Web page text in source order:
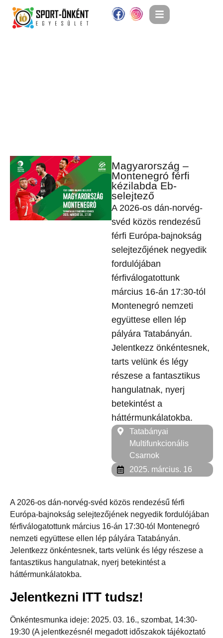
Magyarország –
Montenegró férfi
kézilabda Eb-
selejtező
A 2026-os dán-norvég-
svéd közös rendezésű
férfi Európa-bajnokság
selejtezőjének negyedik
fordulójában
férfiválogatottunk
március 16-án 17:30-tól
Montenegró nemzeti
együttese ellen lép
pályára Tatabányán.
Jelentkezz önkéntesnek,
tarts velünk és légy
részese a fantasztikus
hangulatnak, nyerj
betekintést a
háttérmunkálatokba.
Tatabányai
Multifunkcionális
Csarnok
2025. március. 16
A 2026-os dán-norvég-svéd közös rendezésű férfi
Európa-bajnokság selejtezőjének negyedik fordulójában
férfiválogatottunk március 16-án 17:30-tól Montenegró
nemzeti együttese ellen lép pályára Tatabányán.
Jelentkezz önkéntesnek, tarts velünk és légy részese a
fantasztikus hangulatnak, nyerj betekintést a
háttérmunkálatokba.
Jelentkezni ITT tudsz!
Önkéntesmunka ideje: 2025. 03. 16., szombat, 14:30-
19:30 (A jelentkezésnél megadott időszakok tájékoztató